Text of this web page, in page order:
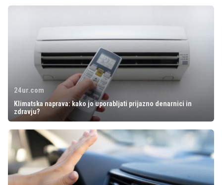
24ur.com
Klimatska naprava: kako jo uporabljati prijazno denarnici in
zdravju?